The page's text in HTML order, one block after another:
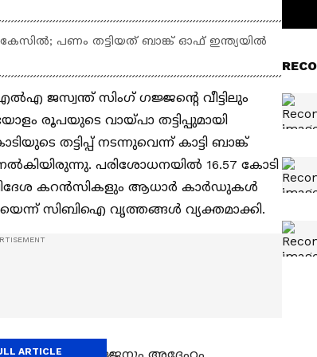
കേസിൽ; പണം തട്ടിയത് ബാങ്ക് ഓഫ് ഇന്ത്യയിൽ
ജസ്വന്ത് സിംഗ് ഗജ്ജന്റെ വീട്ടിലും
രൂപയുടെ വായ്പാ തട്ടിപ്പുമായി
തട്ടിപ്പ് നടന്നുവെന്ന് കാട്ടി ബാങ്ക്
പരിശോധനയിൽ 16.57 കോടി
വിദേശ കറൻസികളും ആധാർ കാർഡുകൾ
സിബിഐ വൃത്തങ്ങൾ വ്യക്തമാക്കി.
സിംഗ് ഗജ്ജനും അദ്ദേഹം
ARTICLE